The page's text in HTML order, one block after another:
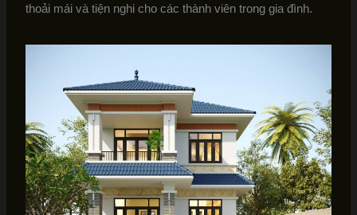
thoải mái và tiện nghi cho các thành viên trong gia đình.